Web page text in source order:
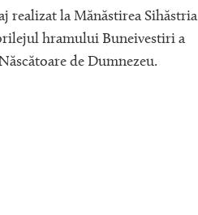
realizat la Mănăstirea Sihăstria
hramului Buneivestiri a
de Dumnezeu.